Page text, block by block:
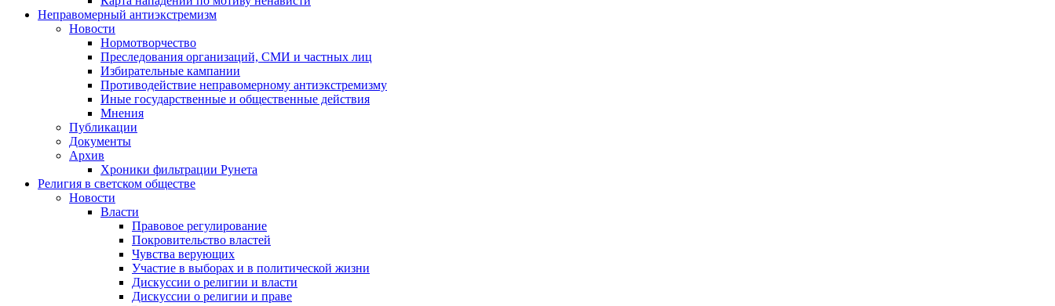
Неправомерный антиэкстремизм
Новости
Нормотворчество
Преследования организаций, СМИ и частных лиц
Избирательные кампании
Противодействие неправомерному антиэкстремизму
Иные государственные и общественные действия
Мнения
Публикации
Документы
Архив
Хроники фильтрации Рунета
Религия в светском обществе
Новости
Власти
Правовое регулирование
Покровительство властей
Чувства верующих
Участие в выборах и в политической жизни
Дискуссии о религии и власти
Дискуссии о религии и праве